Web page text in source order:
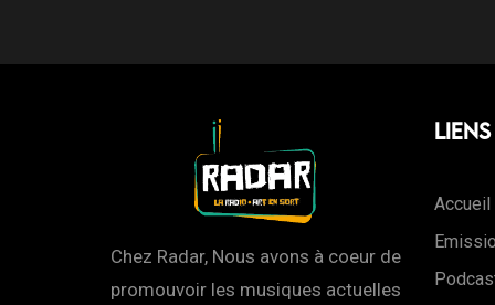
Chez Radar, Nous avons à coeur de
promouvoir les musiques actuelles
Accueil